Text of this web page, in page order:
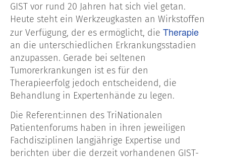
GIST vor rund 20 Jahren hat sich viel getan.
Heute steht ein Werkzeugkasten an Wirkstoffen
zur Verfügung, der es ermöglicht, die Therapie
an die unterschiedlichen Erkrankungsstadien
anzupassen. Gerade bei seltenen
Tumorerkrankungen ist es für den
Therapieerfolg jedoch entscheidend, die
Behandlung in Expertenhände zu legen.
Die Referent:innen des TriNationalen
Patientenforums haben in ihren jeweiligen
Fachdisziplinen langjährige Expertise und
berichten über die derzeit vorhandenen GIST-